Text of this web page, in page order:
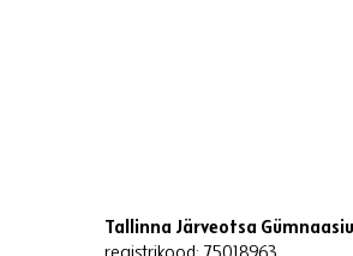
Tallinna Järveotsa